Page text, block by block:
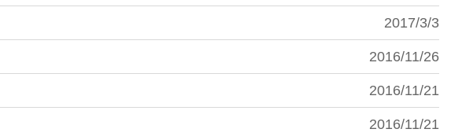
2017/3/3
2016/11/26
2016/11/21
2016/11/21